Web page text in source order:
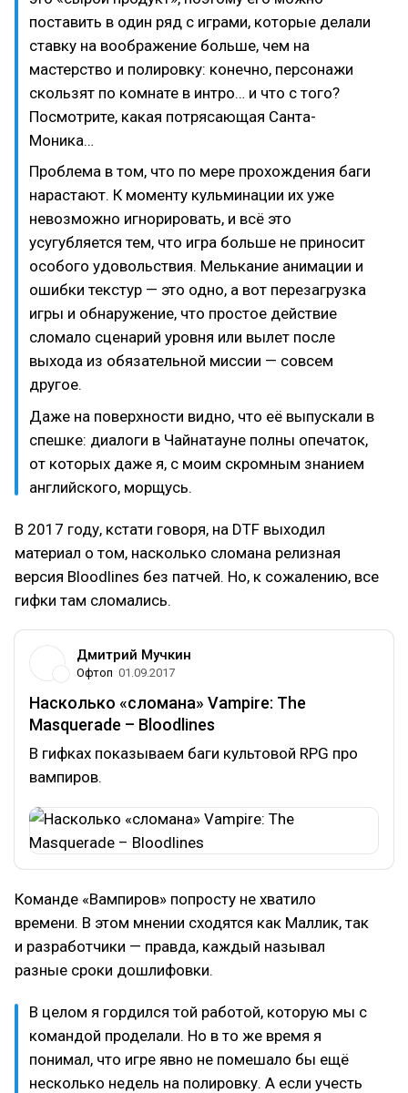
поставить в один ряд с играми, которые делали
ставку на воображение больше, чем на
мастерство и полировку: конечно, персонажи
скользят по комнате в интро… и что с того?
Посмотрите, какая потрясающая Санта-
Моника…
Проблема в том, что по мере прохождения баги
нарастают. К моменту кульминации их уже
невозможно игнорировать, и всё это
усугубляется тем, что игра больше не приносит
особого удовольствия. Мелькание анимации и
ошибки текстур — это одно, а вот перезагрузка
игры и обнаружение, что простое действие
сломало сценарий уровня или вылет после
выхода из обязательной миссии — совсем
другое.
Даже на поверхности видно, что её выпускали в
спешке: диалоги в Чайнатауне полны опечаток,
от которых даже я, с моим скромным знанием
английского, морщусь.
В 2017 году, кстати говоря, на DTF выходил
материал о том, насколько сломана релизная
версия Bloodlines без патчей. Но, к сожалению, все
гифки там сломались.
Дмитрий Мучкин
Офтоп 01.09.2017
Насколько «сломана» Vampire: The
Masquerade – Bloodlines
В гифках показываем баги культовой RPG про
вампиров.
Команде «Вампиров» попросту не хватило
времени. В этом мнении сходятся как Маллик, так
и разработчики — правда, каждый называл
разные сроки дошлифовки.
В целом я гордился той работой, которую мы с
командой проделали. Но в то же время я
понимал, что игре явно не помешало бы ещё
несколько недель на полировку. А если учесть